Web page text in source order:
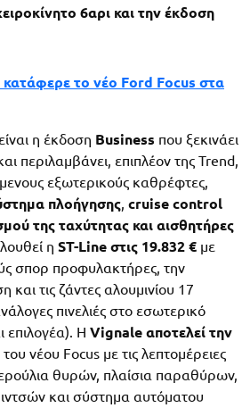
6αρι και την έκδοση
το νέο Ford Focus στα
η έκδοση Business που ξεκινάει
περιλαμβάνει, επιπλέον της Trend,
εξωτερικούς καθρέφτες,
πλοήγησης, cruise control
της ταχύτητας και αισθητήρες
η ST-Line στις 19.832 € με
σπορ προφυλακτήρες, την
τις ζάντες αλουμινίου 17
πινελιές στο εσωτερικό
επιλογέα). Η Vignale αποτελεί την
του νέου Focus με τις λεπτομέρειες
θυρών, πλαίσια παραθύρων,
ιντσών και σύστημα αυτόματου